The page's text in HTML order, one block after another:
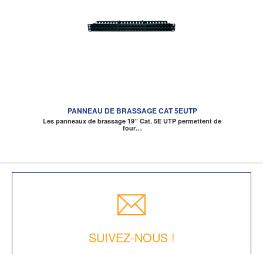
PANNEAU DE BRASSAGE CAT 5EUTP
Les panneaux de brassage 19’’ Cat. 5E UTP permettent de
four…
SUIVEZ-NOUS !